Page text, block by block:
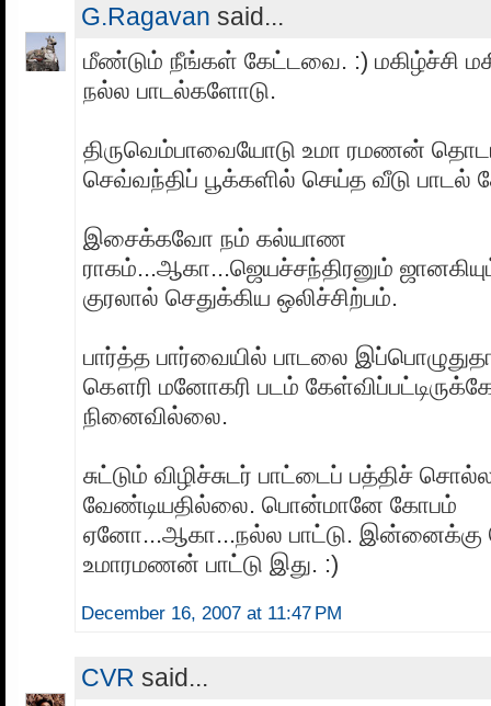
G.Ragavan said...
மீண்டும் நீங்கள் கேட்டவை. :) மகிழ்ச்சி
நல்ல பாடல்களோடு.
திருவெம்பாவையோடு உமா ரமணன்
செவ்வந்திப் பூக்களில் செய்த வீடு
இசைக்கவோ நம் கல்யாண
ராகம்...ஆகா...ஜெயச்சந்திரனும்
குரலால் செதுக்கிய ஒலிச்சிற்பம்.
பார்த்த பார்வையில் பாடலை
கௌரி மனோகரி படம்
நினைவில்லை.
சுட்டும் விழிச்சுடர் பாட்டைப் பத்திச்
வேண்டியதில்லை. பொன்மானே கோபம்
ஏனோ...ஆகா...நல்ல பாட்டு. இன்னைக்கு
உமாரமணன் பாட்டு இது. :)
December 16, 2007 at 11:47 PM
CVR said...